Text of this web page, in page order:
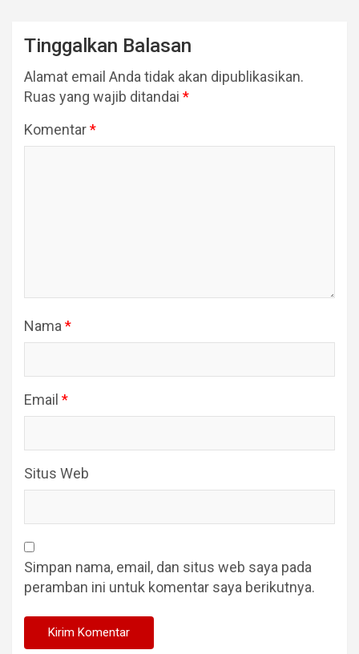
Tinggalkan Balasan
Alamat email Anda tidak akan dipublikasikan.
Ruas yang wajib ditandai *
Komentar*
Nama *
Email *
Situs Web
Simpan nama, email, dan situs web saya pada
peramban ini untuk komentar saya berikutnya.